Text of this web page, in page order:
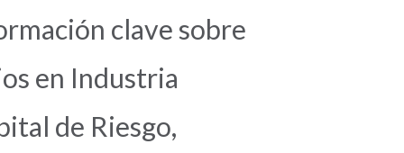
clave sobre
en Industria
de Riesgo,